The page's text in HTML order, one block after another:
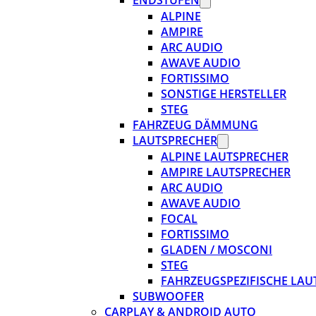
ALPINE
AMPIRE
ARC AUDIO
AWAVE AUDIO
FORTISSIMO
SONSTIGE HERSTELLER
STEG
FAHRZEUG DÄMMUNG
LAUTSPRECHER
ALPINE LAUTSPRECHER
AMPIRE LAUTSPRECHER
ARC AUDIO
AWAVE AUDIO
FOCAL
FORTISSIMO
GLADEN / MOSCONI
STEG
FAHRZEUGSPEZIFISCHE
SUBWOOFER
CARPLAY & ANDROID AUTO